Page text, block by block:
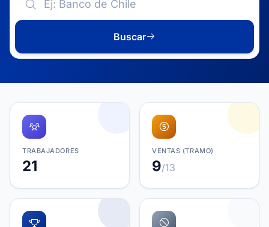
Buscar
TRABAJADORES
21
VENTAS (TRAMO)
9/13